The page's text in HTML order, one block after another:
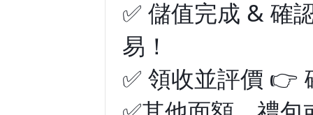
✅ 儲值完成 & 確
易！
✅ 領收並評價 👉